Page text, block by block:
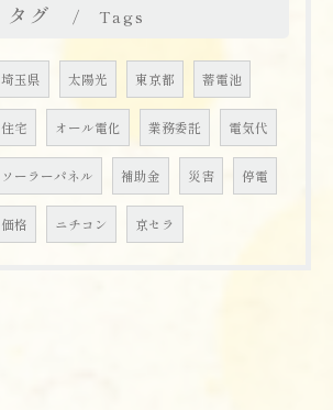
タグ Tags
埼玉県 太陽光 東京都 蓄電池
住宅 オール電化 業務委託 電気代
ソーラーパネル 補助金 災害 停電
価格 ニチコン 京セラ